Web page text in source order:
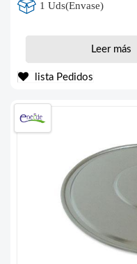
1 Uds(Envase)
Leer más
lista Pedidos